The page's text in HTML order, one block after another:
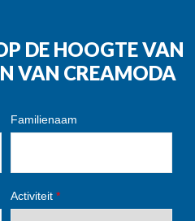
DE HOOGTE VAN
VAN CREAMODA
Familienaam
Activiteit *